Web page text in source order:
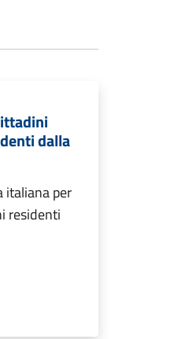
dalla
italiana per
residenti